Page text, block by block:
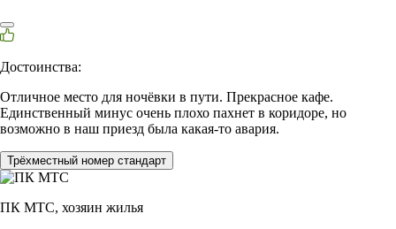
Достоинства:
Отличное место для ночёвки в пути. Прекрасное кафе.
Единственный минус очень плохо пахнет в коридоре, но
возможно в наш приезд была какая-то авария.
Трёхместный номер стандарт
ПК МТС, хозяин жилья